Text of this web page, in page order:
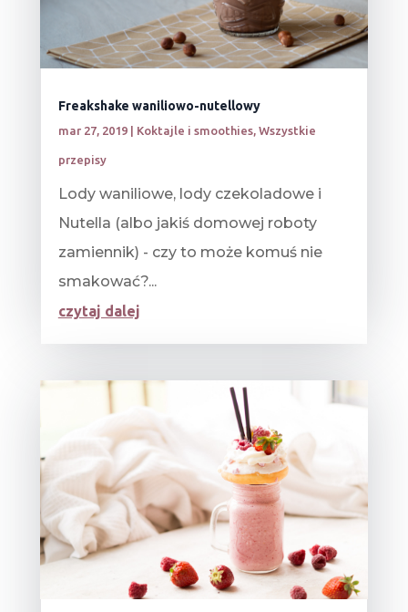
Freakshake waniliowo-nutellowy
mar 27, 2019| Koktajle i smoothies, Wszystkie
przepisy
Lody waniliowe, lody czekoladowe i
Nutella (albo jakiś domowej roboty
zamiennik) - czy to może komuś nie
smakować?...
czytaj dalej